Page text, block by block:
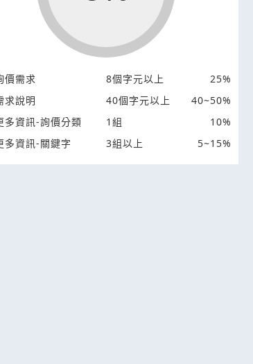
價需求 8個字元以上
25%
求說明
40個字元以上
40~50%
多資訊-詢價分類
1組
10%
多資訊-關鍵字
3組以上 5~15%